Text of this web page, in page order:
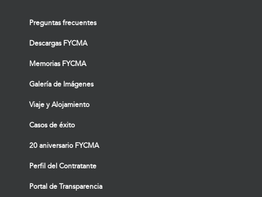
Preguntas frecuentes
Descargas FYCMA
Memorias FYCMA
Galería de Imágenes
Viaje y Alojamiento
Casos de éxito
20 aniversario FYCMA
Perfil del Contratante
Portal de Transparencia